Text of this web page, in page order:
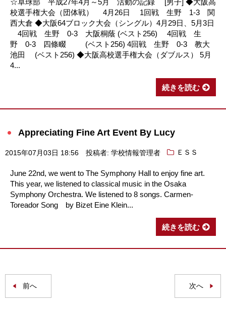
校選手権大会（団体戦） 4月26日 1回戦 生野 1‐3 関
西大倉 ◆大阪64ブロック大会（シングル）4月29日、5月3日
4回戦 生野 0‐3 大阪桐蔭 (ベスト256) 4回戦 生
野 0‐3 四條畷 (ベスト256) 4回戦 生野 0‐3 教大
池田 (ベスト256) ◆大阪高校選手権大会（ダブルス） 5月
4...
続きを読む
Appreciating Fine Art Event By Lucy
2015年07月03日 18:56 投稿者: 学校情報管理者 ＥＳＳ
June 22nd, we went to The Symphony Hall to enjoy fine art.
This year, we listened to classical music in the Osaka
Symphony Orchestra. We listened to 8 songs. Carmen-
Toreador Song by Bizet Eine Klein...
続きを読む
前へ 次へ